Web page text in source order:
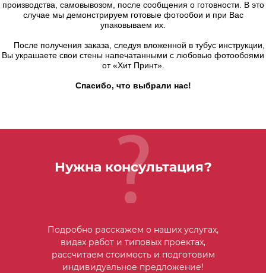
производства, самовывозом, после сообщения о готовности. В это
случае мы демонстрируем готовые фотообои и при Вас
упаковываем их.
После получения заказа, следуя вложенной в тубус инструкции,
Вы украшаете свои стены напечатанными с любовью фотообоями
от «Хит Принт».
Спасибо, что выбрали нас!
Нужна консультация?
Подробно расскажем о наших услугах,
видах работ и типовых проектах,
рассчитаем стоимость и подготовим
индивидуальное предложение!